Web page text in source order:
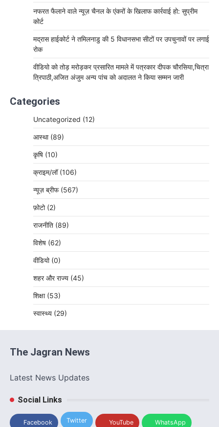
नफरत फैलाने वाले न्यूज़ चैनल के एंकरों के खिलाफ कार्रवाई हो: सुप्रीम
कोर्ट
मद्रास हाईकोर्ट ने तमिलनाडु की 5 विधानसभा सीटों पर उपचुनावों पर लगाई
रोक
वीडियो को तोड़ मरोड़कर प्रसारित मामले में पत्रकार दीपक चौरसिया,चित्रा
त्रिपाठी,अजित अंजुम अन्य पांच को अदालत ने किया सम्मन जारी
Categories
Uncategorized (12)
आस्था (89)
कृषि (10)
क्राइम/लॉ (106)
न्यूज़ ब्रीफ (567)
फ़ोटो (2)
राजनीति (89)
विशेष (62)
वीडियो (0)
शहर और राज्य (45)
शिक्षा (53)
स्वास्थ्य (29)
The Jagran News
Latest News Updates
Social Links
Facebook Twitter YouTube WhatsApp